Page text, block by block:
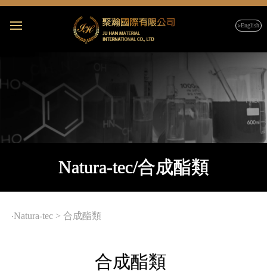
▹English
Natura-tec/合成酯類
‧Natura-tec> 合成酯類
合成酯類